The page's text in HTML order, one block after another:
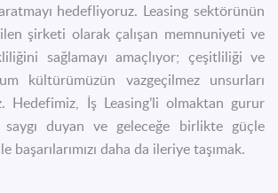
hedefliyoruz. Leasing sektörünün
şirketi olarak çalışan memnuniyeti ve
sağlamayı amaçlıyor; çeşitliliği ve
kültürümüzün vazgeçilmez unsurları
Hedefimiz, İş Leasing’li olmaktan gurur
duyan ve geleceğe birlikte güçle
daha da ileriye taşımak.